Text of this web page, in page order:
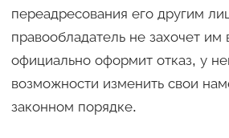
переадресования его другим
правообладатель не захочет им
официально оформит отказ, у
возможности изменить свои
законном порядке.